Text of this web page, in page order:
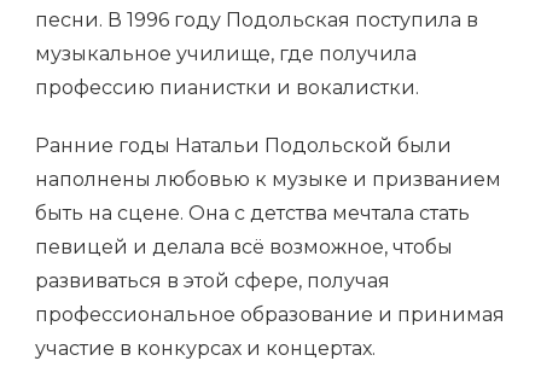
песни. В 1996 году Подольская поступила в
музыкальное училище, где получила
профессию пианистки и вокалистки.
Ранние годы Натальи Подольской были
наполнены любовью к музыке и призванием
быть на сцене. Она с детства мечтала стать
певицей и делала всё возможное, чтобы
развиваться в этой сфере, получая
профессиональное образование и принимая
участие в конкурсах и концертах.